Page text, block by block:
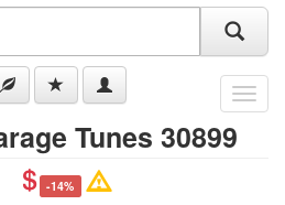
Menu
Tunes 30899
-14%